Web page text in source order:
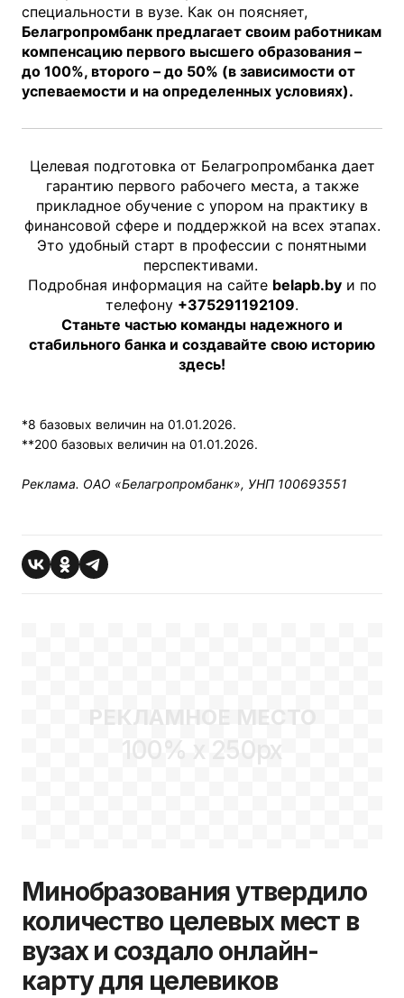
специальности в вузе. Как он поясняет,
Белагропромбанк предлагает своим работникам
компенсацию первого высшего образования –
до 100%, второго – до 50% (в зависимости от
успеваемости и на определенных условиях).
Целевая подготовка от Белагропромбанка дает
гарантию первого рабочего места, а также
прикладное обучение с упором на практику в
финансовой сфере и поддержкой на всех этапах.
Это удобный старт в профессии с понятными
перспективами.
Подробная информация на сайте belapb.byи по
телефону +375291192109.
Станьте частью команды надежного и
стабильного банка и создавайте свою историю
здесь!
*8 базовых величин на 01.01.2026.
**200 базовых величин на 01.01.2026.
Реклама. ОАО «Белагропромбанк», УНП 100693551
РЕКЛАМНОЕ МЕСТО
100% x 250px
Минобразования утвердило
количество целевых мест в
вузах и создало онлайн-
карту для целевиков